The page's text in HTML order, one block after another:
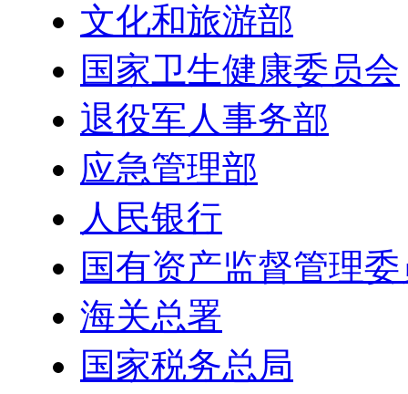
文化和旅游部
国家卫生健康委员会
退役军人事务部
应急管理部
人民银行
国有资产监督管理
海关总署
国家税务总局